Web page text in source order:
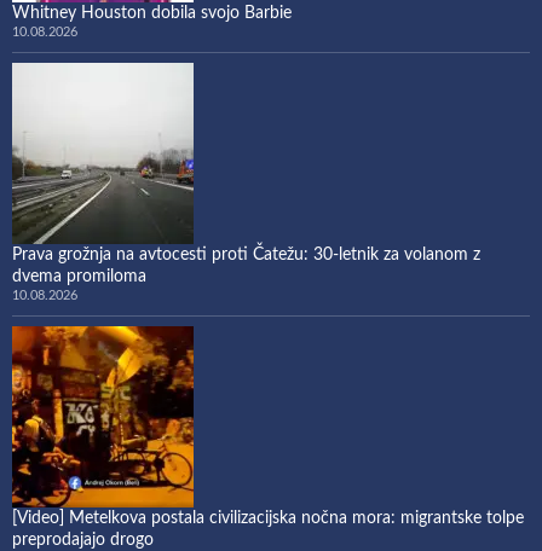
Whitney Houston dobila svojo Barbie
10.08.2026
Prava grožnja na avtocesti proti Čatežu: 30-letnik za volanom z
dvema promiloma
10.08.2026
[Video] Metelkova postala civilizacijska nočna mora: migrantske tolpe
preprodajajo drogo